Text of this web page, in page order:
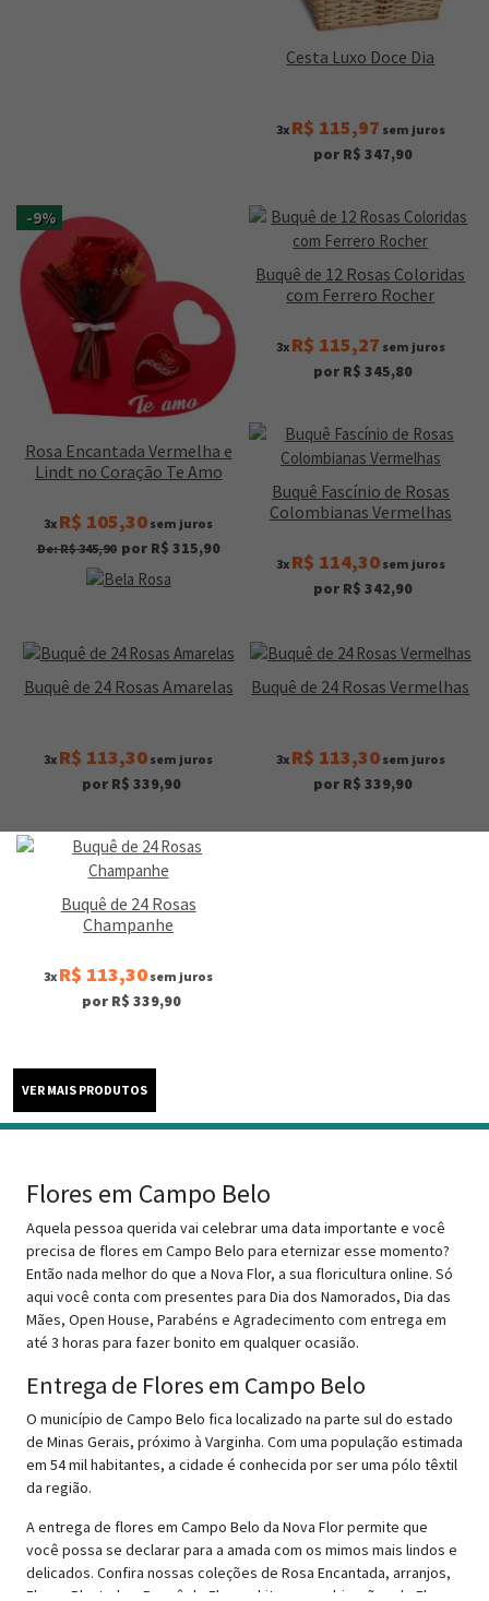
Cesta Luxo Doce Dia
3x R$ 115,97 sem juros
por R$ 347,90
-9%
Rosa Encantada Vermelha e
Lindt no Coração Te Amo
3x R$ 105,30 sem juros
De: R$ 345,90 por R$ 315,90
Buquê de 12 Rosas Coloridas
com Ferrero Rocher
3x R$ 115,27 sem juros
por R$ 345,80
Buquê Fascínio de Rosas
Colombianas Vermelhas
3x R$ 114,30sem juros
por R$ 342,90
Buquê de 24 Rosas Amarelas
3x R$ 113,30 sem juros
por R$ 339,90
Buquê de 24 Rosas Vermelhas
3x R$ 113,30sem juros
por R$ 339,90
Buquê de 24 Rosas
Champanhe
3x R$ 113,30 sem juros
por R$ 339,90
Flores em Campo Belo
Aquela pessoa querida vai celebrar uma data importante e você
precisa de flores em Campo Belo para eternizar esse momento?
Então nada melhor do que a Nova Flor, a sua floricultura online. Só
aqui você conta com presentes para Dia dos Namorados, Dia das
Mães, Open House, Parabéns e Agradecimento com entrega em
até 3 horas para fazer bonito em qualquer ocasião.
Entrega de Flores em Campo Belo
O município de Campo Belo fica localizado na parte sul do estado
de Minas Gerais, próximo à Varginha. Com uma população estimada
em 54 mil habitantes, a cidade é conhecida por ser uma pólo têxtil
da região.
A entrega de flores em Campo Belo da Nova Flor permite que
você possa se declarar para a amada com os mimos mais lindos e
delicados. Confira nossas coleções de Rosa Encantada, arranjos,
Flores Plantadas, Buquê de Flores, kits ou combinações de Flores